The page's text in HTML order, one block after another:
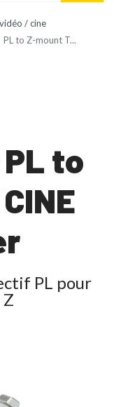
/ cine
PL to Z-mount T...
to
PL pour